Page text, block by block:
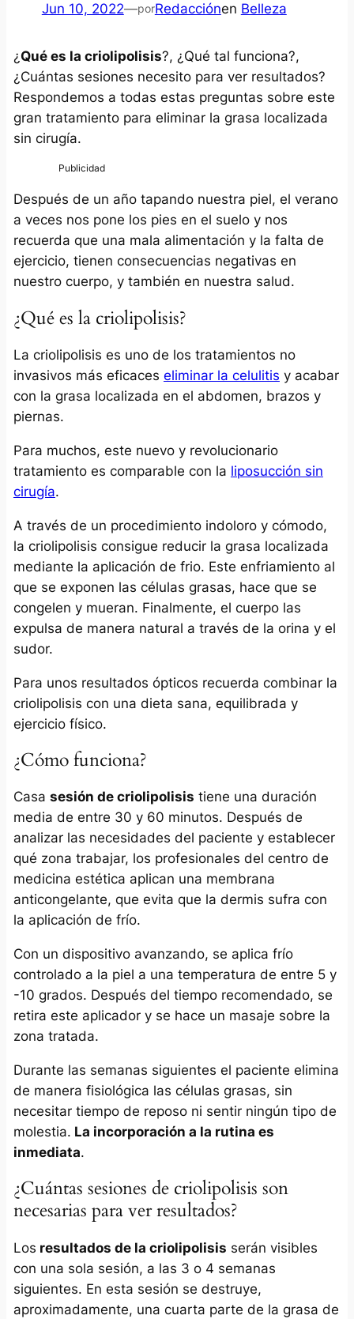
Jun 10, 2022—porRedacciónen Belleza
¿Qué es la criolipolisis?, ¿Qué tal funciona?,
¿Cuántas sesiones necesito para ver resultados?
Respondemos a todas estas preguntas sobre este
gran tratamiento para eliminar la grasa localizada
sin cirugía.
Después de un año tapando nuestra piel, el verano
a veces nos pone los pies en el suelo y nos
recuerda que una mala alimentación y la falta de
ejercicio, tienen consecuencias negativas en
nuestro cuerpo, y también en nuestra salud.
¿Qué es la criolipolisis?
La criolipolisis es uno de los tratamientos no
invasivos más eficaces eliminar la celulitis y acabar
con la grasa localizada en el abdomen, brazos y
piernas.
Para muchos, este nuevo y revolucionario
tratamiento es comparable con la liposucción sin
cirugía.
A través de un procedimiento indoloro y cómodo,
la criolipolisis consigue reducir la grasa localizada
mediante la aplicación de frio. Este enfriamiento al
que se exponen las células grasas, hace que se
congelen y mueran. Finalmente, el cuerpo las
expulsa de manera natural a través de la orina y el
sudor.
Para unos resultados ópticos recuerda combinar la
criolipolisis con una dieta sana, equilibrada y
ejercicio físico.
¿Cómo funciona?
Casa sesión de criolipolisis tiene una duración
media de entre 30 y 60 minutos. Después de
analizar las necesidades del paciente y establecer
qué zona trabajar, los profesionales del centro de
medicina estética aplican una membrana
anticongelante, que evita que la dermis sufra con
la aplicación de frío.
Con un dispositivo avanzando, se aplica frío
controlado a la piel a una temperatura de entre 5 y
-10 grados. Después del tiempo recomendado, se
retira este aplicador y se hace un masaje sobre la
zona tratada.
Durante las semanas siguientes el paciente elimina
de manera fisiológica las células grasas, sin
necesitar tiempo de reposo ni sentir ningún tipo de
molestia. La incorporación a la rutina es
inmediata.
¿Cuántas sesiones de criolipolisis son
necesarias para ver resultados?
Los resultados de la criolipolisis serán visibles
con una sola sesión, a las 3 o 4 semanas
siguientes. En esta sesión se destruye,
aproximadamente, una cuarta parte de la grasa de